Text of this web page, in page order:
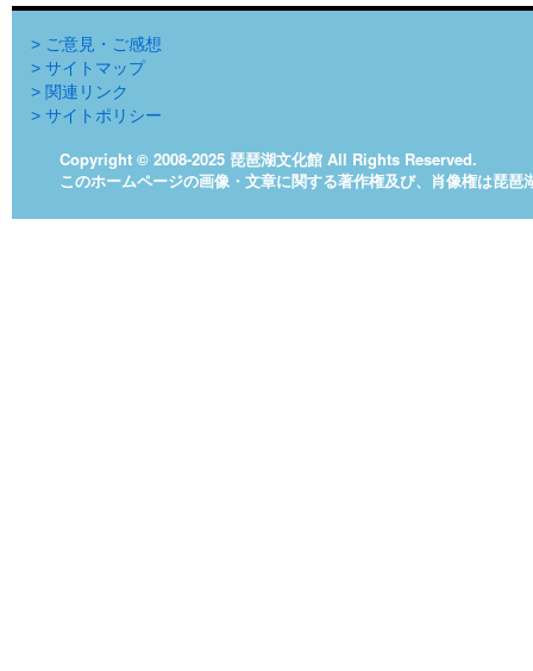
> ご意見・ご感想
> サイトマップ
> 関連リンク
> サイトポリシー
Copyright © 2008-2025 琵琶湖文化館 All Rights Reserved.
このホームページの画像・文章に関する著作権及び、肖像権は琵